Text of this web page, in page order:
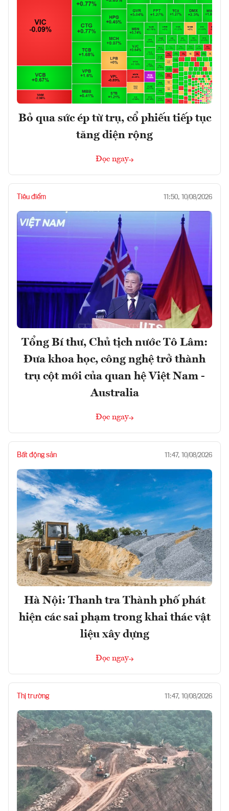
Bỏ qua sức ép từ trụ, cổ phiếu tiếp tục
tăng diện rộng
Đọc ngay
Tiêu điểm 11:50, 10/08/2026
Tổng Bí thư, Chủ tịch nước Tô Lâm:
Đưa khoa học, công nghệ trở thành
trụ cột mới của quan hệ Việt Nam -
Australia
Đọc ngay
Bất động sản 11:47, 10/08/2026
Hà Nội: Thanh tra Thành phố phát
hiện các sai phạm trong khai thác vật
liệu xây dựng
Đọc ngay
Thị trường 11:47, 10/08/2026